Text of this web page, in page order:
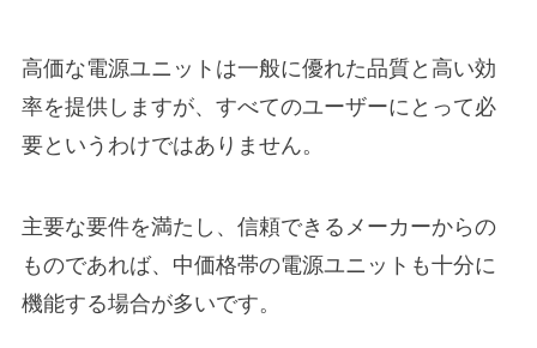
高価な電源ユニットは一般に優れた品質と高い効
率を提供しますが、すべてのユーザーにとって必
要というわけではありません。
主要な要件を満たし、信頼できるメーカーからの
ものであれば、中価格帯の電源ユニットも十分に
機能する場合が多いです。